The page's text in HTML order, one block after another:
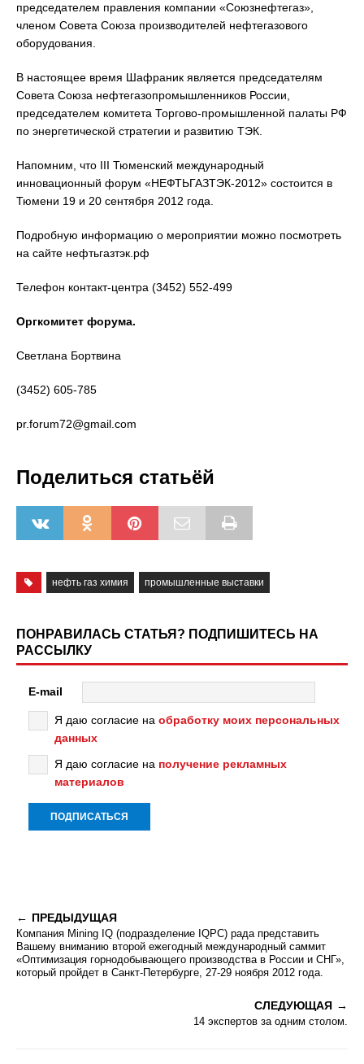
председателем правления компании «Союзнефтегаз»,
членом Совета Союза производителей нефтегазового
оборудования.
В настоящее время Шафраник является председателям
Совета Союза нефтегазопромышленников России,
председателем комитета Торгово-промышленной палаты РФ
по энергетической стратегии и развитию ТЭК.
Напомним, что III Тюменский международный
инновационный форум «НЕФТЬГАЗТЭК-2012» состоится в
Тюмени 19 и 20 сентября 2012 года.
Подробную информацию о мероприятии можно посмотреть
на сайте нефтьгазтэк.рф
Телефон контакт-центра (3452) 552-499
Оргкомитет форума.
Светлана Бортвина
(3452) 605-785
pr.forum72@gmail.com
Поделиться статьёй
нефть газ химия промышленные выставки
ПОНРАВИЛАСЬ СТАТЬЯ? ПОДПИШИТЕСЬ НА
РАССЫЛКУ
E-mail
Я даю согласие на обработку моих персональных
данных
Я даю согласие на получение рекламных
материалов
ПРЕДЫДУЩАЯ
Компания Mining IQ (подразделение IQPC) рада представить
Вашему вниманию второй ежегодный международный саммит
«Оптимизация горнодобывающего производства в России и СНГ»,
который пройдет в Санкт-Петербурге, 27-29 ноября 2012 года.
СЛЕДУЮЩАЯ
14 экспертов за одним столом.